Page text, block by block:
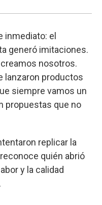
inmediato: el
generó imitaciones.
nosotros.
lanzaron productos
siempre vamos un
propuestas que no
replicar la
quién abrió
y la calidad